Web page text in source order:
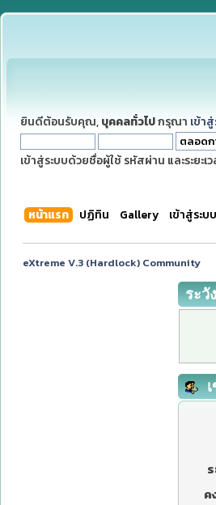
ยินดีต้อนรับคุณ, บุคคลทั่วไปกรุณา เข้า
เข้าสู่ระบบด้วยชื่อผู้ใช้ รหัสผ่าน และระยะเ
หน้าแรก ปฏิทิน Gallery เข้าสู่ระบบ
eXtreme V.3 (Hardlock) Community
ระวั
เ
ค